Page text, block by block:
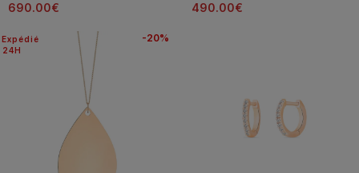
690.00€ 490.00€
-20%
24H
Expédié